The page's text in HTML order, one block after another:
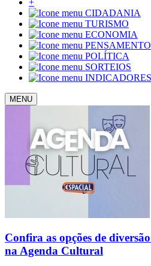
CIDADANIA
TURISMO
ECONOMIA
POLÍTICA
SORTEIOS
INDICADORES
MENU
Confira as opções de
na Agenda Cultural